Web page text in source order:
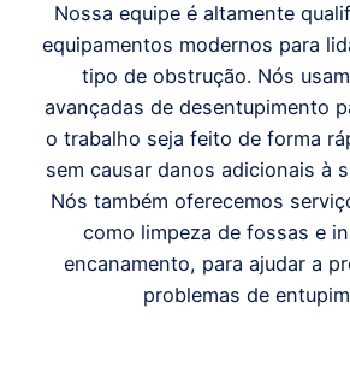
Nossa equipe é altamente
equipamentos modernos para
tipo de obstrução. Nós
avançadas de desentupimento
o trabalho seja feito de forma
sem causar danos adicionais à
Nós também oferecemos
como limpeza de fossas e
encanamento, para ajudar a
problemas de